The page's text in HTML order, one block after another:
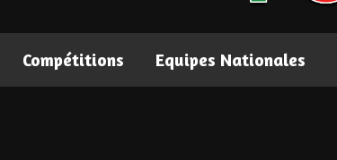
Compétitions Equipes Nationales